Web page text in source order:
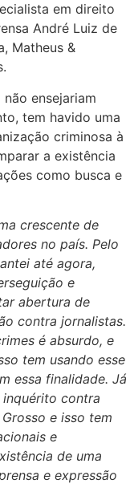
em direito
André Luiz de
Matheus &
ensejariam
tem havido uma
criminosa à
a existência
como busca e
crescente de
no país. Pelo
até agora,
e
abertura de
contra jornalistas.
é absurdo, e
tem usando esse
essa finalidade. Já
contra
e isso tem
e
de uma
e expressão